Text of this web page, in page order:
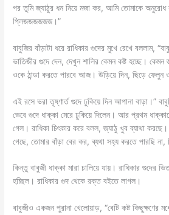
পর তুমি জ্যাঠুর ধন নিয়ে মজা কর, আমি তোমাকে
প্লিজজজজজজ।”
বাবুজির বাঁড়াটা ধরে রাধিকার গুদের মুখে রেখে বললাম,
ভাতিজীর গুদে দেন, দেখুন শালির কেমন কষ্ট হচ্ছে।
ওকে ঠান্ডা করতে পারবে আজ। উড়িয়ে দিন, ছিড়ে
এই রসে ভরা তৃষ্ণার্ত গুদে ঢুকিয়ে দিন আপানা বাড়া।”
ভেবে গুদে ধাক্কা মেরে ঢুকিয়ে দিলেন। আর প্রথম
গেল। রাধিকা চিৎকার করে বলল, জ্যাঠু খুব ব্যাথা
গেছে, তোমার বাঁড়া বের কর, ব্যথা সহ্য করতে পারছি
কিন্তু বাবুজী ধাক্কা মারা চালিয়ে যায়। রাধিকার গুদের
হচ্ছিল। রাধিকার গুদ থেকে রক্ত বইতে লাগল।
বাবুজীও একজন পুরানা খেলোয়াড়, “বেটি কষ্ট কিছুক্ষণের